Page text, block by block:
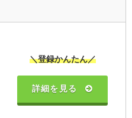
＼登録かんたん／
詳細を見る